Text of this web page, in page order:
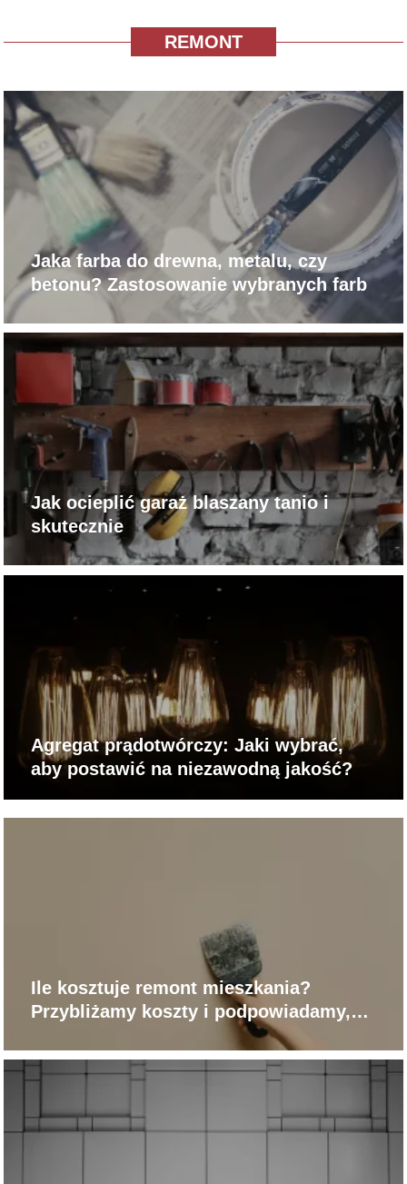
REMONT
Jaka farba do drewna, metalu, czy
betonu? Zastosowanie wybranych farb
Jak ocieplić garaż blaszany tanio i
skutecznie
Agregat prądotwórczy: Jaki wybrać,
aby postawić na niezawodną jakość?
Ile kosztuje remont mieszkania?
Przybliżamy koszty i podpowiadamy,